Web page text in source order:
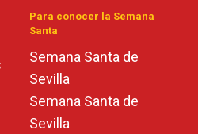
Para conocer la Semana
Santa
Semana Santa de
Sevilla
Semana Santa de
Sevilla